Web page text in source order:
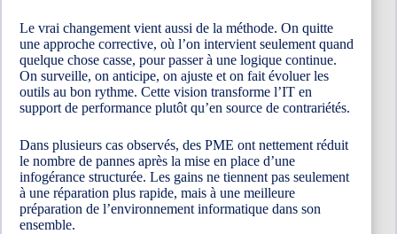
Le vrai changement vient aussi de la méthode. On quitte
une approche corrective, où l’on intervient seulement quand
quelque chose casse, pour passer à une logique continue.
On surveille, on anticipe, on ajuste et on fait évoluer les
outils au bon rythme. Cette vision transforme l’IT en
support de performance plutôt qu’en source de contrariétés.
Dans plusieurs cas observés, des PME ont nettement réduit
le nombre de pannes après la mise en place d’une
infogérance structurée. Les gains ne tiennent pas seulement
à une réparation plus rapide, mais à une meilleure
préparation de l’environnement informatique dans son
ensemble.